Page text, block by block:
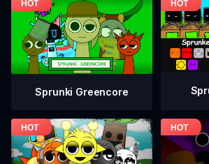
Sprunki Greencore